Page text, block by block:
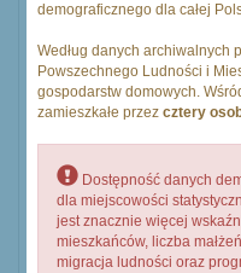
demograficznego dla całej
Według danych archiwalnych
Powszechnego Ludności i
gospodarstw domowych.
zamieszkałe przez cztery
Dostępność danych
dla miejscowości
jest znacznie więcej
mieszkańców, liczba
migracja ludności oraz